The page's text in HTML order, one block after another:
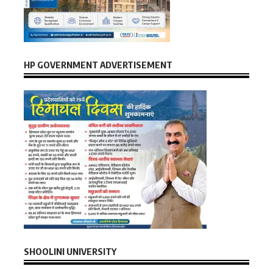
HP GOVERNMENT ADVERTISEMENT
SHOOLINI UNIVERSITY